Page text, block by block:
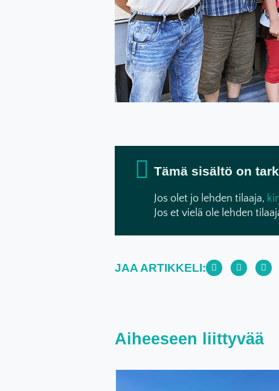
Tämä sisältö on
Jos olet jo lehden tilaaja,
Jos et vielä ole lehden
JAA ARTIKKELI:
Aiheeseen liittyvää